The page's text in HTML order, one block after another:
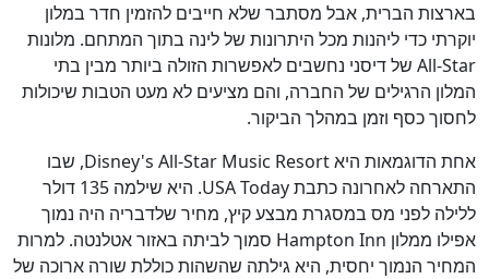
בארצות הברית, אבל מסתבר שלא חייבים להזמין חדר במלון
יוקרתי כדי ליהנות מכל היתרונות של לינה בתוך המתחם. מלונות
All-Star של דיסני נחשבים לאפשרות הזולה ביותר מבין בתי
המלון הרגילים של החברה, והם מציעים לא מעט הטבות שיכולות
לחסוך כסף וזמן במהלך הביקור.
אחת הדוגמאות היא Disney's All-Star Music Resort, שבו
התארחה לאחרונה כתבת USA Today. היא שילמה 135 דולר
ללילה לפני מס במסגרת מבצע קיץ, מחיר שלדבריה היה נמוך
אפילו ממלון Hampton Inn סמוך לביתה באזור אטלנטה. למרות
המחיר הנמוך יחסית, היא גילתה שהשהות כוללת שורה ארוכה של